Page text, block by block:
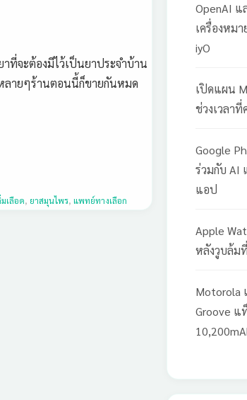
ที่จะต้องมีไว้เป็นยาประจำบ้าน
ลายๆร้านตอนนี้ก็ขายกันหมด
เลือด, ยาสมุนไพร, แพทย์ทางเลือก
OpenAI แ
เครื่องหม
iyO
เปิดแผน
ช่วงเวลาที่
Google
ร่วมกับ AI
แอป
Apple
หลังวูบล้ม
Motorola
Groove แ